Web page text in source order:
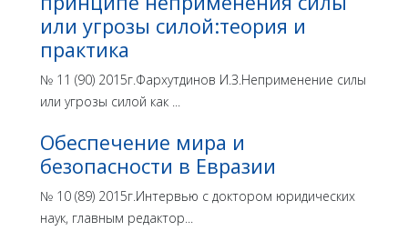
или угрозы силой:теория и
практика
№ 11 (90) 2015г.Фархутдинов И.З.Неприменение силы
или угрозы силой как ...
Обеспечение мира и
безопасности в Евразии
№ 10 (89) 2015г.Интервью с доктором юридических
наук, главным редактор...